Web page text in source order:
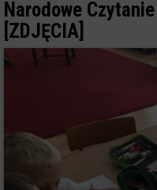
Narodowe
[ZDJĘCIA]